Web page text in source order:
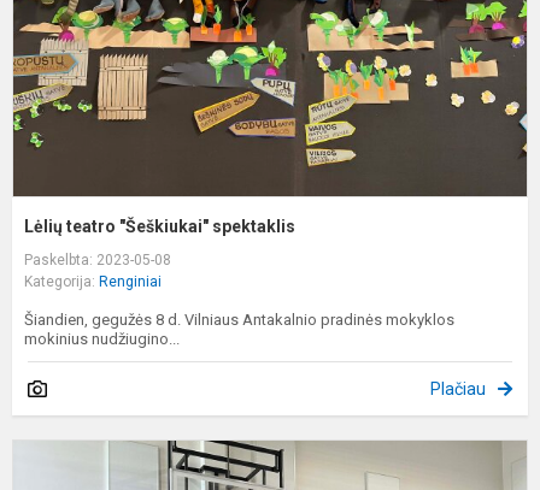
Lėlių teatro "Šeškiukai" spektaklis
Paskelbta: 2023-05-08
Kategorija: Renginiai
Šiandien, gegužės 8 d. Vilniaus Antakalnio pradinės mokyklos
mokinius nudžiugino...
Plačiau